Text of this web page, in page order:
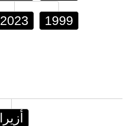
2023 1999
أزيرا